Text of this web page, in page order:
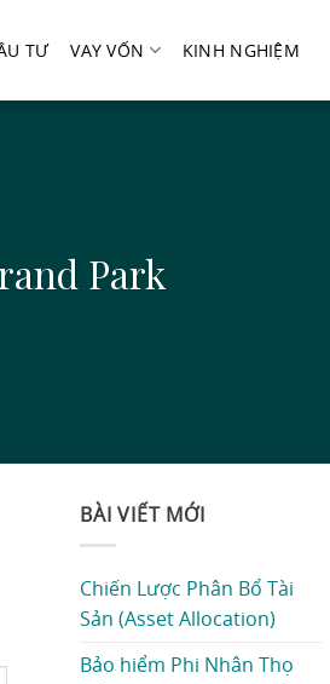
TƯ VAY VỐN KINH NGHIỆM
Park
BÀI VIẾT MỚI
Chiến Lược Phân Bổ Tài
Sản (Asset Allocation)
Bảo hiểm Phi Nhân Thọ